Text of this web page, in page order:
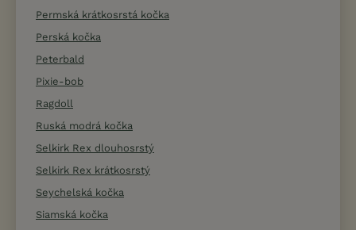
Permská krátkosrstá kočka
Perská kočka
Peterbald
Pixie-bob
Ragdoll
Ruská modrá kočka
Selkirk Rex dlouhosrstý
Selkirk Rex krátkosrstý
Seychelská kočka
Siamská kočka